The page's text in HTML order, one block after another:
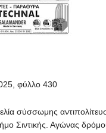
φύλλο 430
Σιντικής. Αγώνας